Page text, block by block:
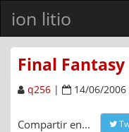
ion litio
Final
q256 | 14/06/2006
Compartir en...